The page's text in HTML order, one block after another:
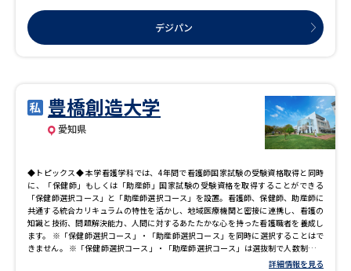
学問の教科書 夢ナビライブ
Ｑ＆Ａ よくあるご質問
お支払いについて
受付内容・発送状況の確認
テレメール
お支払いサイト
個人情報取扱規定
テレメール進学カタログ
デジパン
豊橋創造大学
愛知県
◆トピックス◆ 本学看護学科では、4年間で看護師国家試験の受験資格取得と同時
に、「保健師」もしくは「助産師」国家試験の受験資格を取得することができる
「保健師選択コース」と「助産師選択コース」を設置。看護師、保健師、助産師に
共通する統合カリキュラムの特性を活かし、地域医療機関と密接に連携し、看護の
知識と技術、問題解決能力、人間に対するあたたかな心を持った看護職者を養成し
ます。 ※「保健師選択コース」・「助産師選択コース」を同時に選択することはで
きません。 ※「保健師選択コース」・「助産師選択コース」は選抜制で人数制限が
あります。 ●理学療法学科 「スポーツ」「基礎科学」「地域福祉」の分野について
詳細情報を見る